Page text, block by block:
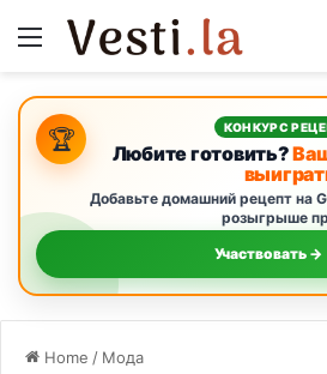
Menu
🏆 КОНКУРС
Любите готовить?
Добавьте домашний рецепт на
розыгрыше
Участвовать →
Home / Мода